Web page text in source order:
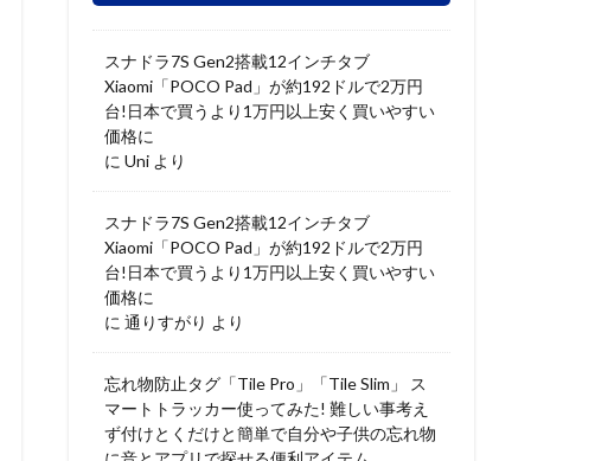
スナドラ7S Gen2搭載12インチタブ
Xiaomi「POCO Pad」が約192ドルで2万円
台!日本で買うより1万円以上安く買いやすい
価格に
に Uni より
スナドラ7S Gen2搭載12インチタブ
Xiaomi「POCO Pad」が約192ドルで2万円
台!日本で買うより1万円以上安く買いやすい
価格に
に 通りすがり より
忘れ物防止タグ「Tile Pro」「Tile Slim」 ス
マートトラッカー使ってみた! 難しい事考え
ず付けとくだけと簡単で自分や子供の忘れ物